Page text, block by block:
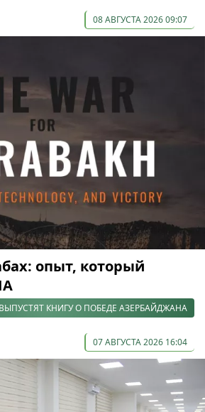
08 АВГУСТА 2026 09:07
опыт, который
КНИГУ О ПОБЕДЕ АЗЕРБАЙДЖАНА
07 АВГУСТА 2026 16:04